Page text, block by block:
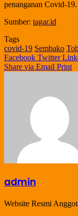
penanganan Covid-
Sumber: tagar.id
Tags
covid-19 Sembako
Facebook Twitter
Share via Email Print
admin
Website Resmi